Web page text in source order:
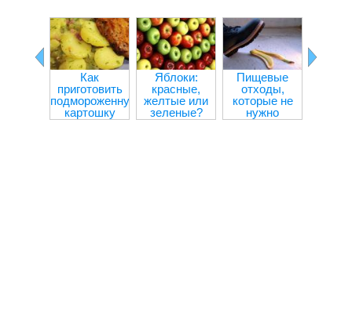
Как
приготовить
подмороженную
картошку
Яблоки:
красные,
желтые или
зеленые?
Пищевые
отходы,
которые не
нужно
выбрасывать